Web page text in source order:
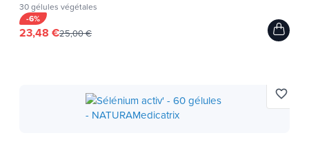
30 gélules végétales
-6%
23,48 €25,00 €
favorite_border